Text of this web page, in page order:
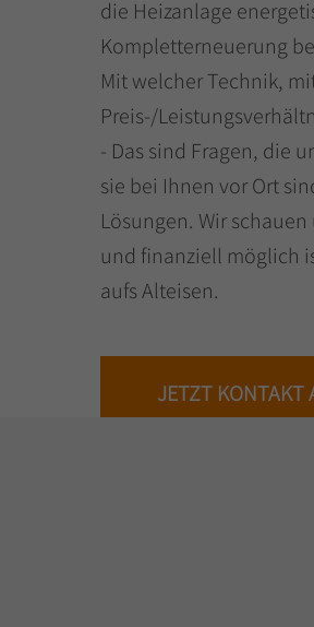
die Heizanlage
Kompletterneuerung
Mit welcher Technik,
Preis-/
- Das sind Fragen, die
sie bei Ihnen vor Ort
Lösungen. Wir
und finanziell möglich
aufs Alteisen.
JETZT KONTAKT